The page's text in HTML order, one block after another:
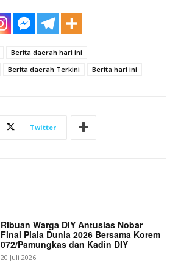
Berita daerah hari ini
Berita daerah Terkini Berita hari ini
Twitter
Ribuan Warga DIY Antusias Nobar
Final Piala Dunia 2026 Bersama Korem
072/Pamungkas dan Kadin DIY
20 Juli 2026